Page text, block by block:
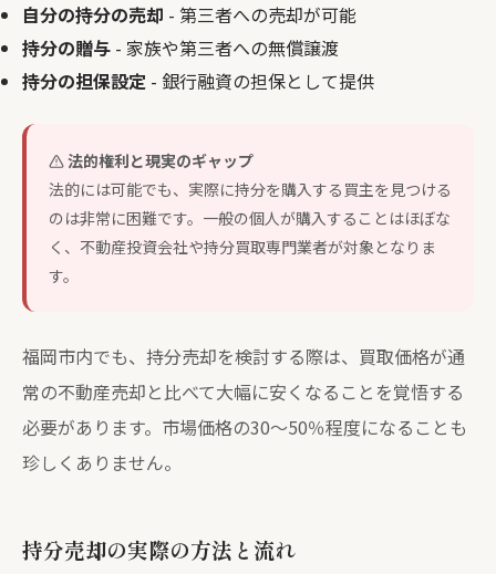
自分の持分の売却 - 第三者への売却が可能
持分の贈与 - 家族や第三者への無償譲渡
持分の担保設定 - 銀行融資の担保として提供
法的権利と現実のギャップ
法的には可能でも、実際に持分を購入する買主を見つける
のは非常に困難です。一般の個人が購入することはほぼな
く、不動産投資会社や持分買取専門業者が対象となりま
す。
福岡市内でも、持分売却を検討する際は、買取価格が通
常の不動産売却と比べて大幅に安くなることを覚悟する
必要があります。市場価格の30〜50％程度になることも
珍しくありません。
持分売却の実際の方法と流れ